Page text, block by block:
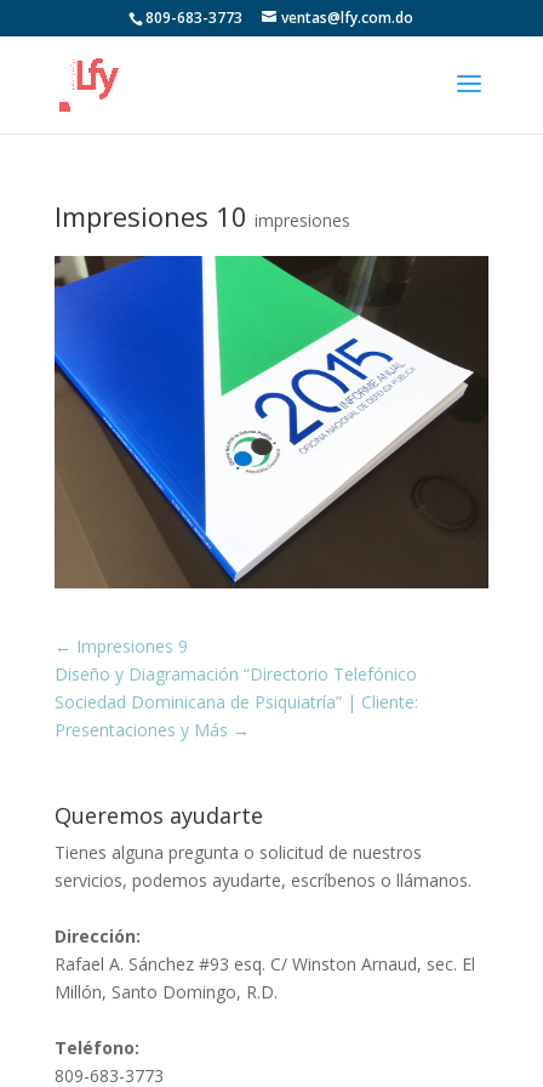
809-683-3773 ventas@lfy.com.do
Impresiones 10 impresiones
← Impresiones 9
Diseño y Diagramación “Directorio Telefónico
Sociedad Dominicana de Psiquiatría” | Cliente:
Presentaciones y Más →
Queremos ayudarte
Tienes alguna pregunta o solicitud de nuestros
servicios, podemos ayudarte, escríbenos o llámanos.
Dirección:
Rafael A. Sánchez #93 esq. C/ Winston Arnaud, sec. El
Millón, Santo Domingo, R.D.
Teléfono:
809-683-3773